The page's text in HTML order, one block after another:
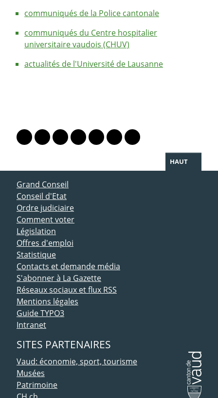
communiqués de la Police cantonale
communiqués du Centre hospitalier
universitaire vaudois (CHUV)
actualités de l'Université de Lausanne
Lien vers le profil Mastodon
Lien vers le profil Bluesky
Lien vers le profil Instagram
Lien vers le profil Linkedin
Lien vers le profil Facebook
Lien vers le profil Twitter
Partager par WhatsApp
HAUT
ACCÈS DIRECT
Grand Conseil
Conseil d'Etat
Ordre judiciaire
Comment voter
Législation
Offres d'emploi
Statistique
Contacts et demande média
S'abonner à La Gazette
Réseaux sociaux et flux RSS
Mentions légales
Guide TYPO3
Intranet
SITES PARTENAIRES
Vaud: économie, sport, tourisme
Musées
Patrimoine